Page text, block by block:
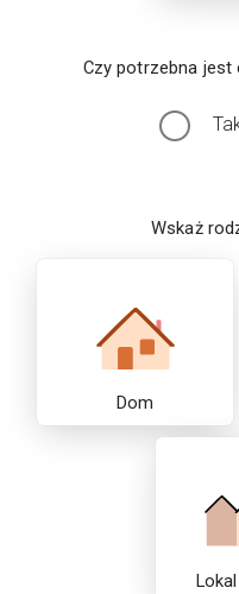
Czy potrzebna jest
Wskaż
Dom